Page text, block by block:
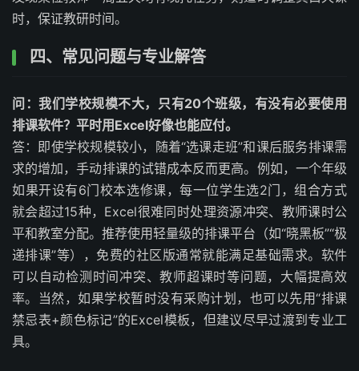
时，保证教研时间。
四、常见问题与专业解答
问：我们学校规模不大，只有20个班级，有没有必要使用
排课软件？平时用Excel好像也能应付。
答：即使学校规模较小，随着“选课走班”和课后服务排课需
求的增加，手动排课的试错成本反而更高。例如，一个年级
如果开设有6门校本选修课，每一位学生选2门，组合方式
就会超过15种，Excel很难同时处理资源冲突、教师课时公
平和教室分配。推荐使用轻量级的排课平台（如“晓黑板”“极
递排课”等），免费的社区版通常就能满足基础需求。软件
可以自动检测时间冲突、教师超课时等问题，大幅提高效
率。当然，如果学校暂时没有采购计划，也可以先用“排课
禁忌表+颜色标记”的Excel模板，但建议尽早过渡到专业工
具。